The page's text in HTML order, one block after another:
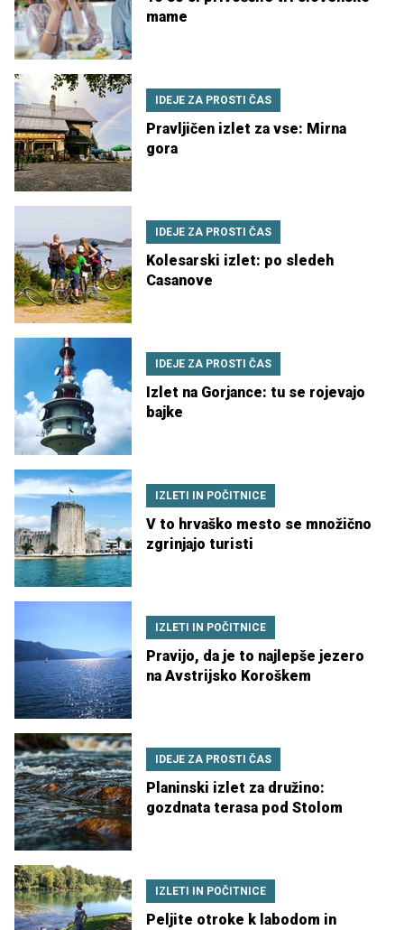
mame
IDEJE ZA PROSTI ČAS
Pravljičen izlet za vse: Mirna
gora
IDEJE ZA PROSTI ČAS
Kolesarski izlet: po sledeh
Casanove
IDEJE ZA PROSTI ČAS
Izlet na Gorjance: tu se rojevajo
bajke
IZLETI IN POČITNICE
V to hrvaško mesto se množično
zgrinjajo turisti
IZLETI IN POČITNICE
Pravijo, da je to najlepše jezero
na Avstrijsko Koroškem
IDEJE ZA PROSTI ČAS
Planinski izlet za družino:
gozdnata terasa pod Stolom
IZLETI IN POČITNICE
Peljite otroke k labodom in